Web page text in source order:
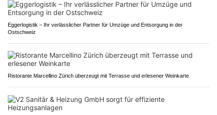
Eggerlogistik – Ihr verlässlicher Partner für Umzüge und Entsorgung in der
Ostschweiz
Ristorante Marcellino Zürich überzeugt mit Terrasse und erlesener Weinkarte